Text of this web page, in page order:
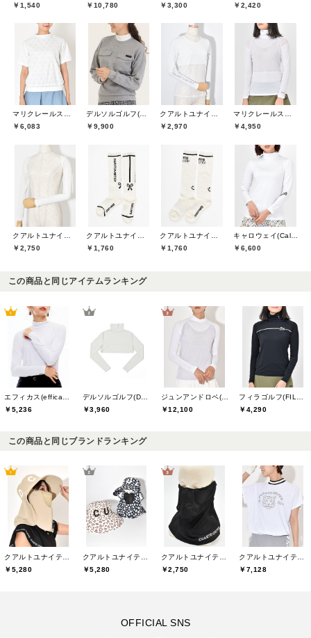
￥1,540
￥10,780
￥3,300
￥2,420
マリクレールスポール(marie claire sport)
￥6,083
デルソルゴルフ(DELSOL GOLF)
￥9,900
クアルトユナイテッド(CUARTO UNITED)
￥2,970
マリクレールスポール(marie claire sport)
￥4,950
クアルトユナイテッド(CUARTO UNITED)
￥2,750
クアルトユナイテッド(CUARTO UNITED)
￥1,760
クアルトユナイテッド(CUARTO UNITED)
￥1,760
キャロウェイ(Callaway)
￥6,600
この商品と同じアイテムランキング
エフィカス(efficace)
￥5,236
デルソルゴルフ(DELSOL GOLF)
￥3,960
ジュンアンドロペ(JUN&ROPE)
￥12,100
フィラゴルフ(FILA GOLF)
￥4,290
この商品と同じブランドランキング
￥5,280
￥5,280
￥2,750
￥7,128
OFFICIAL SNS